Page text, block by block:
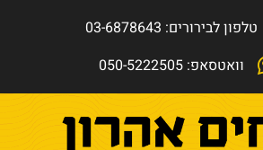
טלפון לבירורים: 03-6878643
וואטסאפ: 050-5222505